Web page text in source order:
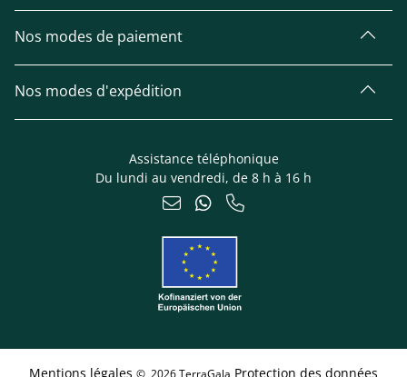
Nos modes de paiement
Nos modes d'expédition
Assistance téléphonique
Du lundi au vendredi, de 8 h à 16 h
Mentions légales © 2026 TerraGala Protection des données